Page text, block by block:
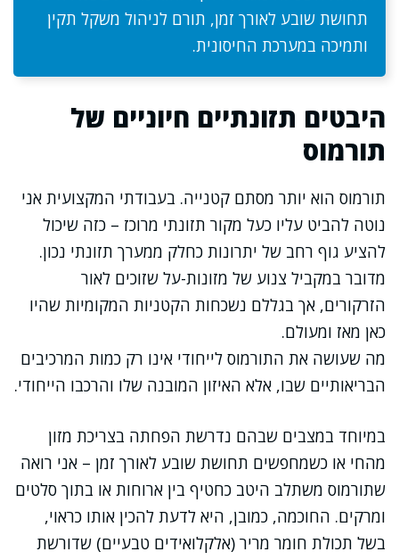
תחושת שובע לאורך זמן, תורם לניהול משקל תקין
ותמיכה במערכת החיסונית.
היבטים תזונתיים חיוניים של
תורמוס
תורמוס הוא יותר מסתם קטנייה. בעבודתי המקצועית אני
נוטה להביט עליו כעל מקור תזונתי מרוכז – כזה שיכול
להציע גוף רחב של יתרונות כחלק ממערך תזונתי נכון.
מדובר במקביל צנוע של מזונות-על שזוכים לאור
הזרקורים, אך בגללם נשכחות הקטניות המקומיות שהיו
כאן מאז ומעולם.
מה שעושה את התורמוס לייחודי אינו רק כמות המרכיבים
הבריאותיים שבו, אלא האיזון המובנה שלו והרכבו הייחודי.
במיוחד במצבים שבהם נדרשת הפחתה בצריכת מזון
מהחי או כשמחפשים תחושת שובע לאורך זמן – אני רואה
שתורמוס משתלב היטב כחטיף בין ארוחות או בתוך סלטים
ומרקים. החוכמה, כמובן, היא לדעת להכין אותו כראוי,
בשל תכולת חומר מריר (אלקלואידים טבעיים) שדורשת